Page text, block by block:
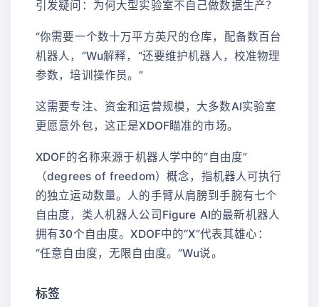
引发疑问：为何大型实验室不自己做数据生产？
“你需要一个数十万平方英尺的仓库，配备数百台
机器人，”Wu解释，“还要维护机器人，校准物理
参数，培训操作员。”
这需要专注、资金和运营规模，大多数AI实验室
更愿意外包，这正是XDOF瞄准的市场。
XDOF的名称来源于机器人学中的“自由度”
（degrees of freedom）概念，指机器人可执行
的独立运动数量。人的手臂从肩膀到手腕有七个
自由度，类人机器人公司Figure AI的最新机器人
拥有30个自由度。XDOF中的“X”代表其雄心：
“任意自由度，无限自由度。”Wu说。
标签